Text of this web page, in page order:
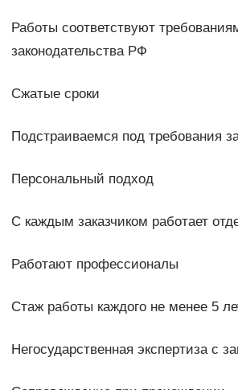
Работы соответствуют
законодательства РФ
Сжатые сроки
Подстраиваемся под требования
Персональный подход
С каждым заказчиком работает
Работают профессионалы
Стаж работы каждого не менее 5
Негосударственная экспертиза с